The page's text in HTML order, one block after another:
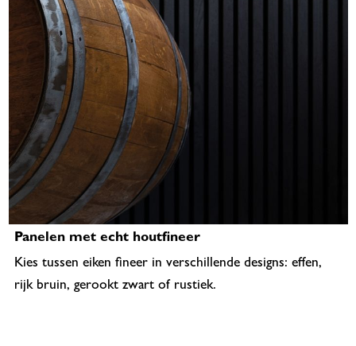
Panelen met echt houtfineer
Kies tussen eiken fineer in verschillende designs: effen,
rijk bruin, gerookt zwart of rustiek.